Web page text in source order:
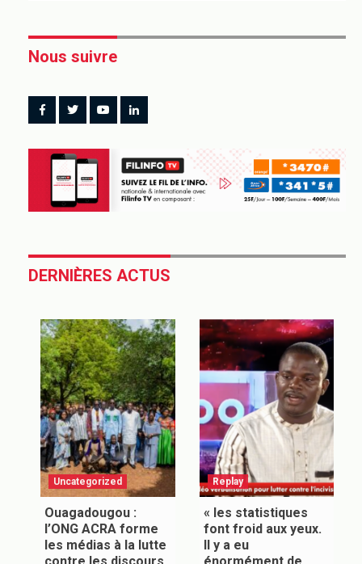
Nous suivre
DERNIÈRES ACTUS
Uncategorized
Ouagadougou :
l’ONG ACRA forme
les médias à la lutte
Replay
« les statistiques
font froid aux yeux.
Il y a eu